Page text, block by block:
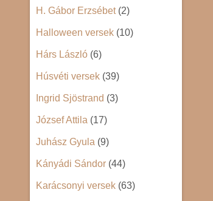
H. Gábor Erzsébet(2)
Halloween versek (10)
Hárs László (6)
Húsvéti versek (39)
Ingrid Sjöstrand (3)
József Attila (17)
Juhász Gyula (9)
Kányádi Sándor (44)
Karácsonyi versek (63)